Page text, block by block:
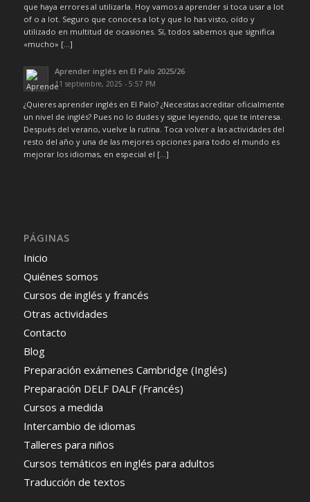
que haya errores al utilizarla. Hoy vamos a aprender si toca usar a lot
of o a lot. Seguro que conoces a lot y que lo has visto, oído y
utilizado en multitud de ocasiones. Sí, todos sabemos que significa
«mucho» […]
Aprender inglés en El Palo 2025/26
11 septiembre, 2025 - 5:57 PM
¿Quieres aprender inglés en El Palo? ¿Necesitas acreditar oficialmente
un nivel de inglés? Pues no lo dudes y sigue leyendo, que te interesa.
Después del verano, vuelve la rutina. Toca volver a las actividades del
resto del año y una de las mejores opciones para todo el mundo es
mejorar los idiomas, en especial el […]
PÁGINAS
Inicio
Quiénes somos
Cursos de inglés y francés
Otras actividades
Contacto
Blog
Preparación exámenes Cambridge (Inglés)
Preparación DELF DALF (Francés)
Cursos a medida
Intercambio de idiomas
Talleres para niños
Cursos temáticos en inglés para adultos
Traducción de textos